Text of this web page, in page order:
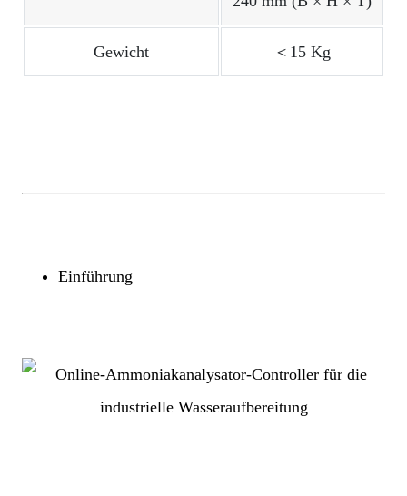
Gewicht ＜15 Kg
Einführung